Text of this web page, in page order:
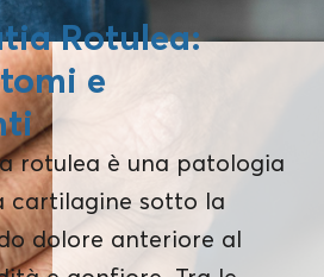
Rotulea:
e
rotulea è una patologia
cartilagine sotto la
dolore anteriore al